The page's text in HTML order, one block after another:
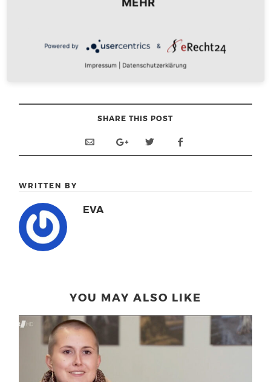
Hochzeitsfotografin Kreis Viersen
Mönchengladbach Schwalmtal
SHARE THIS POST
WRITTEN BY
EVA
YOU MAY ALSO LIKE
Powered by &
Impressum Datenschutzerklärung